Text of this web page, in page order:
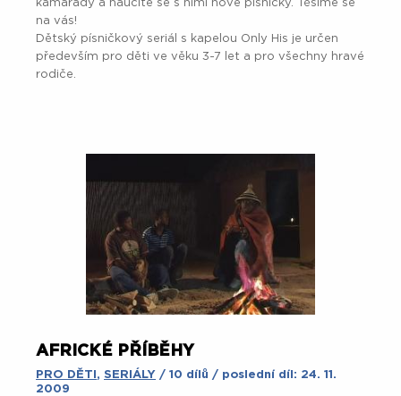
kamarády a naučíte se s nimi nové písničky. Těšíme se
na vás!
Dětský písničkový seriál s kapelou Only His je určen
především pro děti ve věku 3-7 let a pro všechny hravé
rodiče.
AFRICKÉ PŘÍBĚHY
PRO DĚTI , SERIÁLY / 10 dílů / poslední díl: 24. 11.
2009